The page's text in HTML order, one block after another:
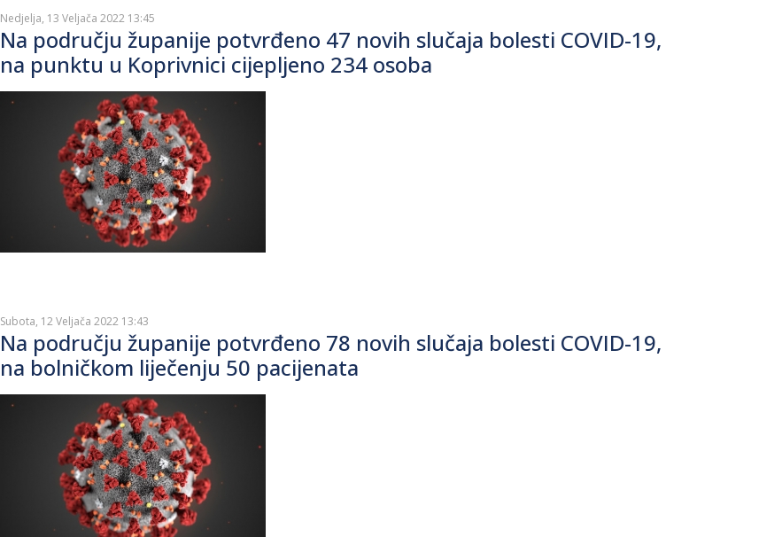
Nedjelja, 13 Veljača 2022 13:45
Na području županije potvrđeno 47 novih slučaja bolesti COVID-19,
na punktu u Koprivnici cijepljeno 234 osoba
Subota, 12 Veljača 2022 13:43
Na području županije potvrđeno 78 novih slučaja bolesti COVID-19,
na bolničkom liječenju 50 pacijenata